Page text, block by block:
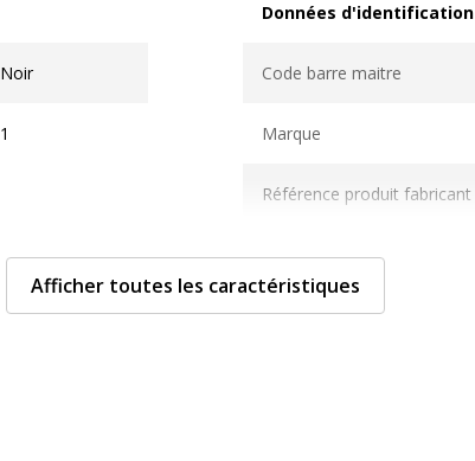
Noir
1
Données d'identification
Code barre maitre
Marque
Référence produit fabricant
Afficher toutes les caractéristiques